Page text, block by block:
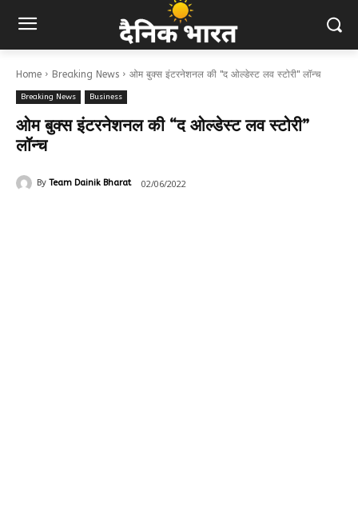
Home Breaking News ओम बुक्स इंटरनेशनल की "द ओल्डेस्ट लव स्टोरी" लॉन्च
Breaking News Business
ओम बुक्स इंटरनेशनल की “द ओल्डेस्ट लव स्टोरी”
लॉन्च
By Team Dainik Bharat 02/06/2022